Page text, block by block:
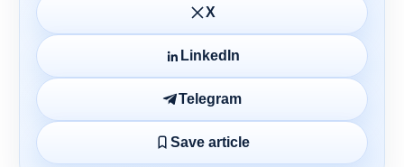
X
LinkedIn
Telegram
Save article